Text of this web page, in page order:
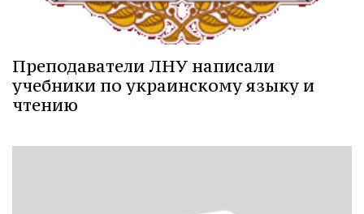
Преподаватели ЛНУ написали
учебники по украинскому языку и
чтению